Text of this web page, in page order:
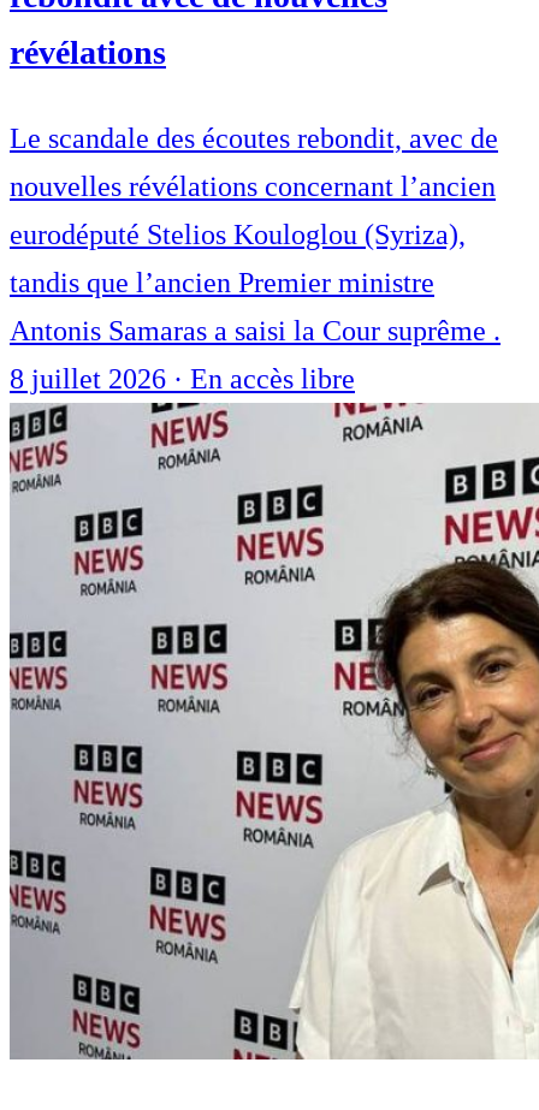
révélations
Le scandale des écoutes rebondit, avec de
nouvelles révélations concernant l’ancien
eurodéputé Stelios Kouloglou (Syriza),
tandis que l’ancien Premier ministre
Antonis Samaras a saisi la Cour suprême .
8 juillet 2026 · En accès libre